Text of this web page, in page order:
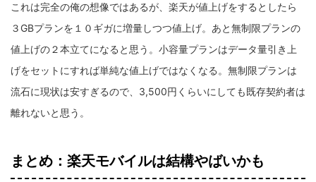
これは完全の俺の想像ではあるが、楽天が値上げをするとしたら
３GBプランを１０ギガに増量しつつ値上げ。あと無制限プランの
値上げの２本立てになると思う。小容量プランはデータ量引き上
げをセットにすれば単純な値上げではなくなる。無制限プランは
流石に現状は安すぎるので、3,500円くらいにしても既存契約者は
離れないと思う。
まとめ：楽天モバイルは結構やばいかも